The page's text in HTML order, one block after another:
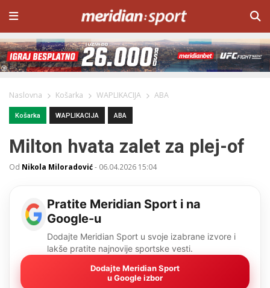
Naslovna Košarka WAPLIKACIJA ABA
Košarka WAPLIKACIJA ABA
Milton hvata zalet za plej-of
Od Nikola Miloradović- 06.04.2026 15:04
Pratite Meridian Sport i na
Google-u
Dodajte Meridian Sport u svoje izabrane izvore i
lakše pratite najnovije sportske vesti.
Dodajte Meridian Sport
u Google izbor